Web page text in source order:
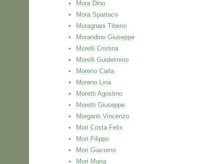
Mora Dino
Mora Spartaco
Moragnani Tiberio
Morandino Giuseppe
Morelli Cristina
Morelli Guidelmino
Moreno Carla
Moreno Lina
Moretti Agostino
Moretti Giuseppe
Morganti Vincenzo
Mori Costa Felix
Mori Filippo
Mori Giacomo
Mori Maria